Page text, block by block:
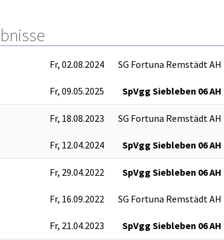
Fr, 02.08.2024 SG Fortuna Remstädt AH
Fr, 09.05.2025 SpVgg Siebleben 06 AH
Fr, 18.08.2023 SG Fortuna Remstädt AH
Fr, 12.04.2024 SpVgg Siebleben 06 AH
Fr, 29.04.2022 SpVgg Siebleben 06 AH
Fr, 16.09.2022 SG Fortuna Remstädt AH
Fr, 21.04.2023 SpVgg Siebleben 06 AH